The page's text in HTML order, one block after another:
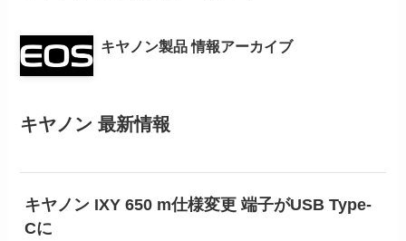
キヤノン製品 情報アーカイブ
キヤノン 最新情報
キヤノン IXY 650 m仕様変更 端子がUSB Type-
Cに